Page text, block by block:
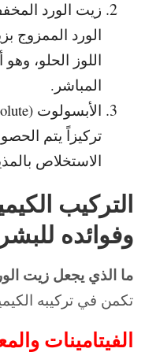
الورد الممزوج
اللوز الحلو،
المباشر.
تركيزاً يتم
الاستخلاص
التركيب
وفوائده
ما الذي يجعل زيت
تكمن في تركيبه
الفيتامينات